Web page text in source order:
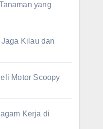
yang
Kilau dan
Motor Scoopy
Kerja di